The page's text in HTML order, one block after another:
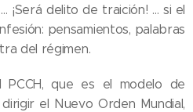
¡Será delito de traición! … si el
pensamientos, palabras
del régimen.
PCCH, que es el modelo de
el Nuevo Orden Mundial,